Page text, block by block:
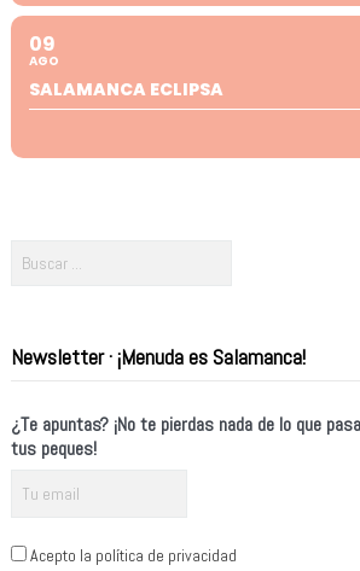
09
AGO
SALAMANCA ECLIPSA
Newsletter · ¡Menuda es Salamanca!
¿Te apuntas? ¡No te pierdas nada de lo que
tus peques!
Acepto la política de privacidad